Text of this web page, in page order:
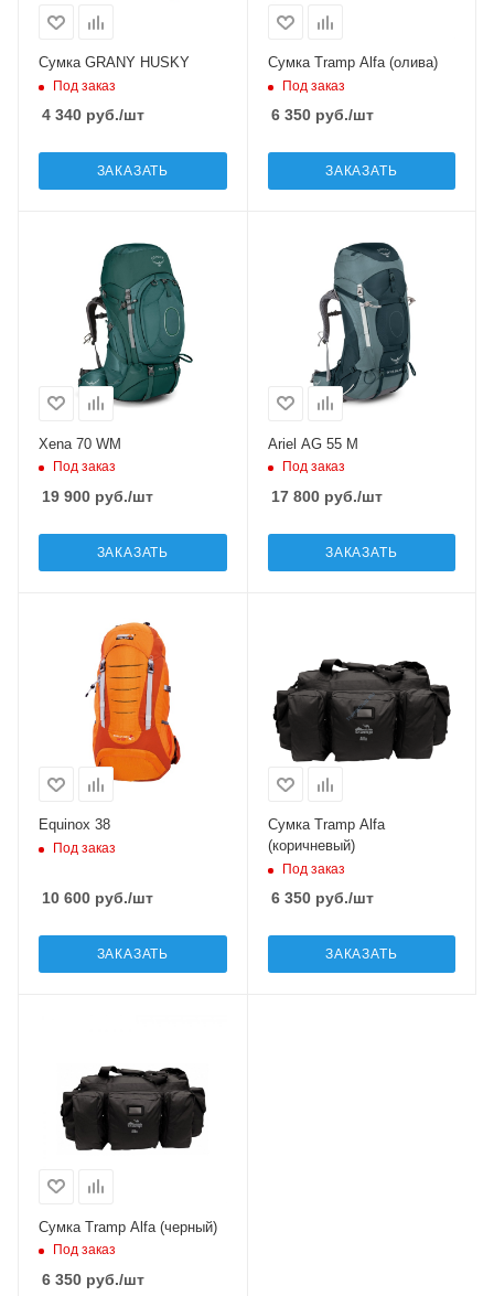
Сумка GRANY HUSKY
Под заказ
4 340 руб./шт
ЗАКАЗАТЬ
Сумка Tramp Alfa (олива)
Под заказ
6 350руб./шт
ЗАКАЗАТЬ
Xena 70 WM
Под заказ
19 900 руб./шт
ЗАКАЗАТЬ
Ariel AG 55 M
Под заказ
17 800руб./шт
ЗАКАЗАТЬ
Equinox 38
Под заказ
10 600 руб./шт
ЗАКАЗАТЬ
Сумка Tramp Alfa
(коричневый)
Под заказ
6 350руб./шт
ЗАКАЗАТЬ
Сумка Tramp Alfa (черный)
Под заказ
6 350 руб./шт